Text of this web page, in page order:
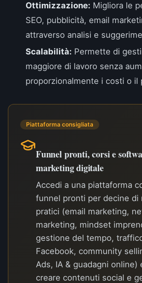
Ottimizzazione: Migliora le
SEO, pubblicità, email
attraverso analisi e
Scalabilità: Permette di
maggiore di lavoro senza
proporzionalmente i costi o il
Piattaforma consigliata
Funnel pronti, corsi e
marketing digitale
Accedi a una piattaforma
funnel pronti per decine di
pratici (email marketing,
marketing, mindset
gestione del tempo,
Facebook, community
Ads, IA & guadagni
creare contenuti social e